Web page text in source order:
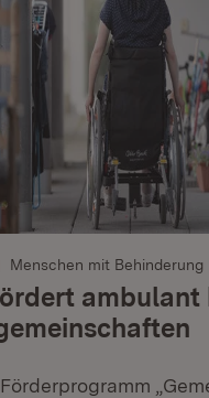
Menschen mit Behinderung
ambulant